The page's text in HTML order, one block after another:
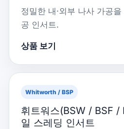
정밀한 내·외부 나사 가공
공 인서트.
상품 보기
Whitworth / BSP
휘트워스(BSW / BSF /
일 스레딩 인서트